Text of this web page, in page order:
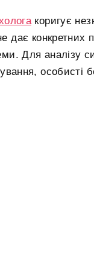
коригує
дає конкретних
Для аналізу
особисті